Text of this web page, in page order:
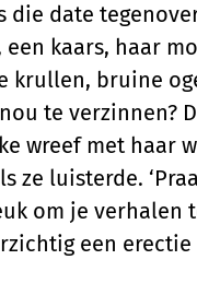
die date
kaars, haar
krullen, bruine
te verzinnen?
wreef met haar
ze luisterde.
om je verhalen
een